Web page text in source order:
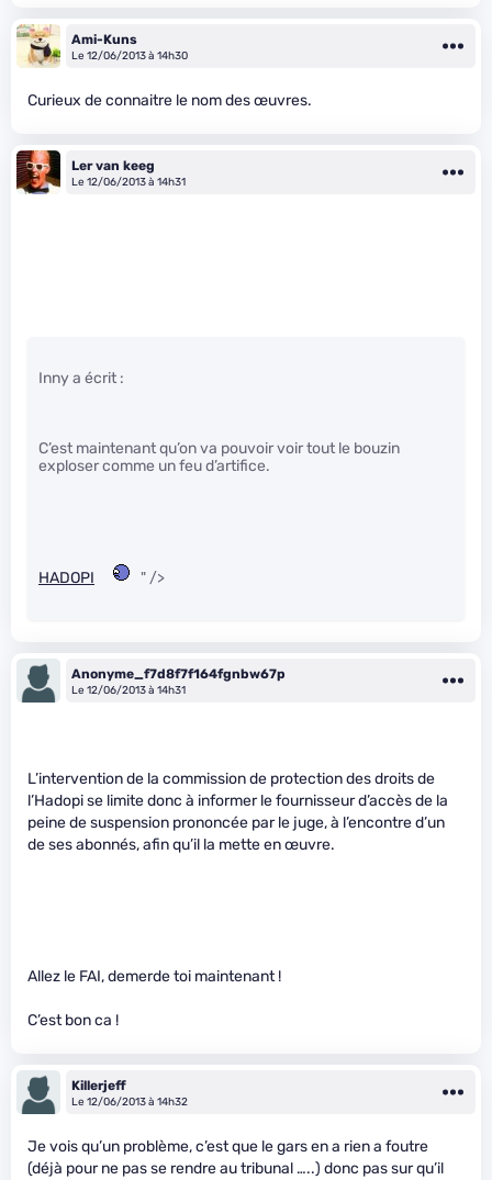
Ami-Kuns
Le 12/06/2013 à 14h30
Curieux de connaitre le nom des œuvres.
Ler van keeg
Le 12/06/2013 à 14h31
Inny a écrit :
C’est maintenant qu’on va pouvoir voir tout le bouzin
exploser comme un feu d’artifice.
HADOPI " />
Anonyme_f7d8f7f164fgnbw67p
Le 12/06/2013 à 14h31
L’intervention de la commission de protection des droits de
l’Hadopi se limite donc à informer le fournisseur d’accès de la
peine de suspension prononcée par le juge, à l’encontre d’un
de ses abonnés, afin qu’il la mette en œuvre.
Allez le FAI, demerde toi maintenant !
C’est bon ca !
Killerjeff
Le 12/06/2013 à 14h32
Je vois qu’un problème, c’est que le gars en a rien a foutre
(déjà pour ne pas se rendre au tribunal …..) donc pas sur qu’il